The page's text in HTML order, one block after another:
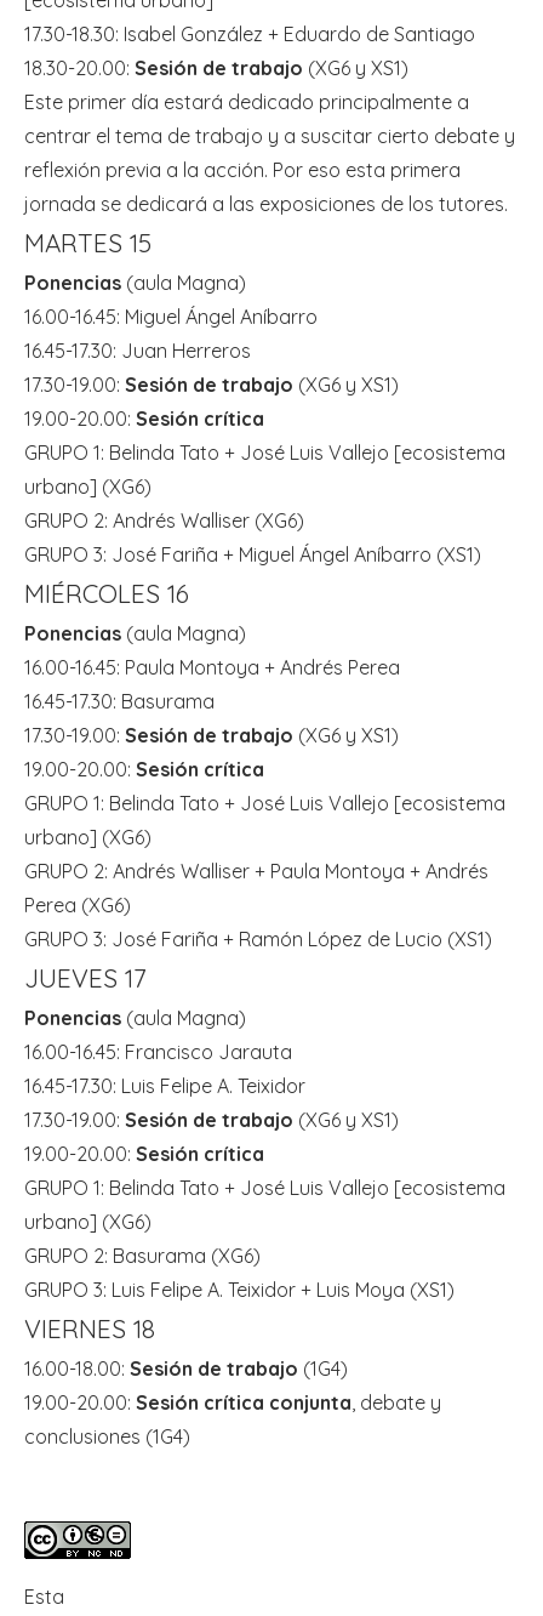
17.30-18.30: Isabel González + Eduardo de Santiago
18.30-20.00: Sesión de trabajo (XG6 y XS1)
Este primer día estará dedicado principalmente a
centrar el tema de trabajo y a suscitar cierto debate y
reflexión previa a la acción. Por eso esta primera
jornada se dedicará a las exposiciones de los tutores.
MARTES 15
Ponencias (aula Magna)
16.00-16.45: Miguel Ángel Aníbarro
16.45-17.30: Juan Herreros
17.30-19.00: Sesión de trabajo (XG6 y XS1)
19.00-20.00: Sesión crítica
GRUPO 1: Belinda Tato + José Luis Vallejo [ecosistema
urbano] (XG6)
GRUPO 2: Andrés Walliser (XG6)
GRUPO 3: José Fariña + Miguel Ángel Aníbarro (XS1)
MIÉRCOLES 16
Ponencias (aula Magna)
16.00-16.45: Paula Montoya + Andrés Perea
16.45-17.30: Basurama
17.30-19.00: Sesión de trabajo (XG6 y XS1)
19.00-20.00: Sesión crítica
GRUPO 1: Belinda Tato + José Luis Vallejo [ecosistema
urbano] (XG6)
GRUPO 2: Andrés Walliser + Paula Montoya + Andrés
Perea (XG6)
GRUPO 3: José Fariña + Ramón López de Lucio (XS1)
JUEVES 17
Ponencias (aula Magna)
16.00-16.45: Francisco Jarauta
16.45-17.30: Luis Felipe A. Teixidor
17.30-19.00: Sesión de trabajo (XG6 y XS1)
19.00-20.00: Sesión crítica
GRUPO 1: Belinda Tato + José Luis Vallejo [ecosistema
urbano] (XG6)
GRUPO 2: Basurama (XG6)
GRUPO 3: Luis Felipe A. Teixidor + Luis Moya (XS1)
VIERNES 18
16.00-18.00: Sesión de trabajo (1G4)
19.00-20.00: Sesión crítica conjunta , debate y
conclusiones (1G4)
Esta